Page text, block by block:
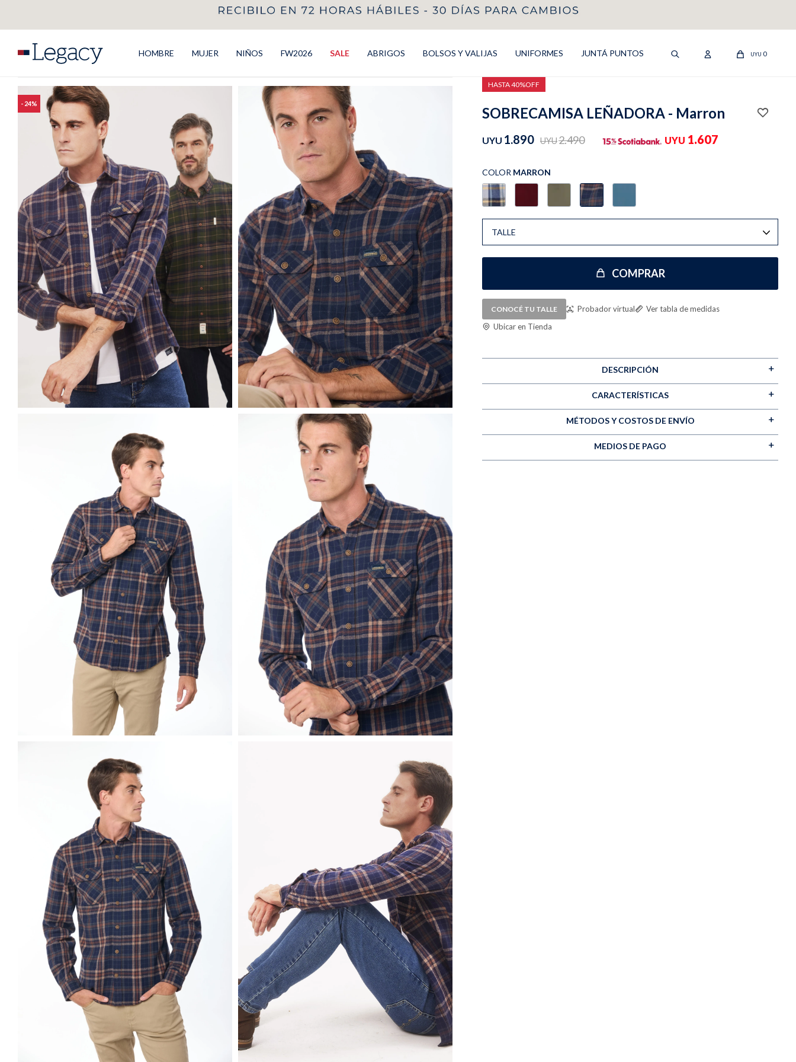
HOMBRE MUJER NIÑOS FW2026 SALE ABRIGOS BOLSOS Y VALIJAS UNIFORMES JUNTÁ PUNTOS UYU 0
24
HASTA 40%OFF
SOBRECAMISA LEÑADORA - Marron
UYU 1.890 UYU2.490 UYU 1.607
COLOR MARRON
TALLE
COMPRAR
CONOCÉ TU TALLE Probador virtual
Ver tabla de medidas
Ubicar en Tienda
DESCRIPCIÓN
CARACTERÍSTICAS
MÉTODOS Y COSTOS DE ENVÍO
MEDIOS DE PAGO